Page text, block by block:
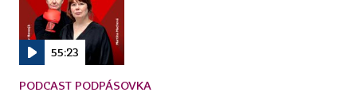
55:23
PODCAST PODPÁSOVKA